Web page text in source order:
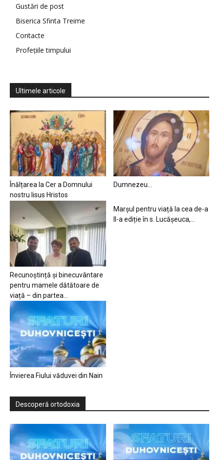
Gustări de post
Biserica Sfinta Treime
Contacte
Profețiile timpului
Ultimele articole
Înălțarea la Cer a Domnului
nostru Iisus Hristos
Dumnezeu…
Recunoștință și binecuvântare
pentru mamele dătătoare de
viață – din partea...
Marșul pentru viață la cea de-a
II-a ediție în s. Lucășeuca,...
Învierea Fiului văduvei din Nain
Descoperă ortodoxia